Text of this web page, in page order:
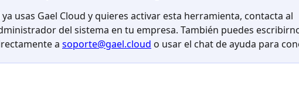
ya usas Gael Cloud y quieres activar esta herramienta, contacta al
del sistema en tu empresa. También puedes
a soporte@gael.cloud o usar el chat de ayuda para